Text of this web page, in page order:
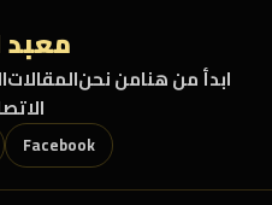
معبد
ابدأ من هنامن نحنالمقالات
Facebook